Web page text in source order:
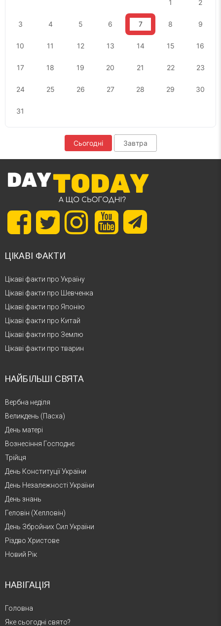
1 2
3 4 5 6 7 8 9
10 11 12 13 14 15 16
17 18 19 20 21 22 23
24 25 26 27 28 29 30
31
Сьогодні Завтра
ЦІКАВІ ФАКТИ
Цікаві факти про Україну
Цікаві факти про Шевченка
Цікаві факти про Японію
Цікаві факти про Китай
Цікаві факти про Землю
Цікаві факти про тварин
НАЙБІЛЬШІ СВЯТА
Вербна неділя
Великдень (Пасха)
День матері
Вознесіння Господнє
Трійця
День Конституції України
День Незалежності України
День знань
Геловін (Хелловін)
День Збройних Сил України
Різдво Христове
Новий Рік
НАВІГАЦІЯ
Головна
Яке сьогодні свято?